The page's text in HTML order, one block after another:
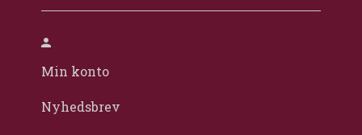
Min konto
Nyhedsbrev